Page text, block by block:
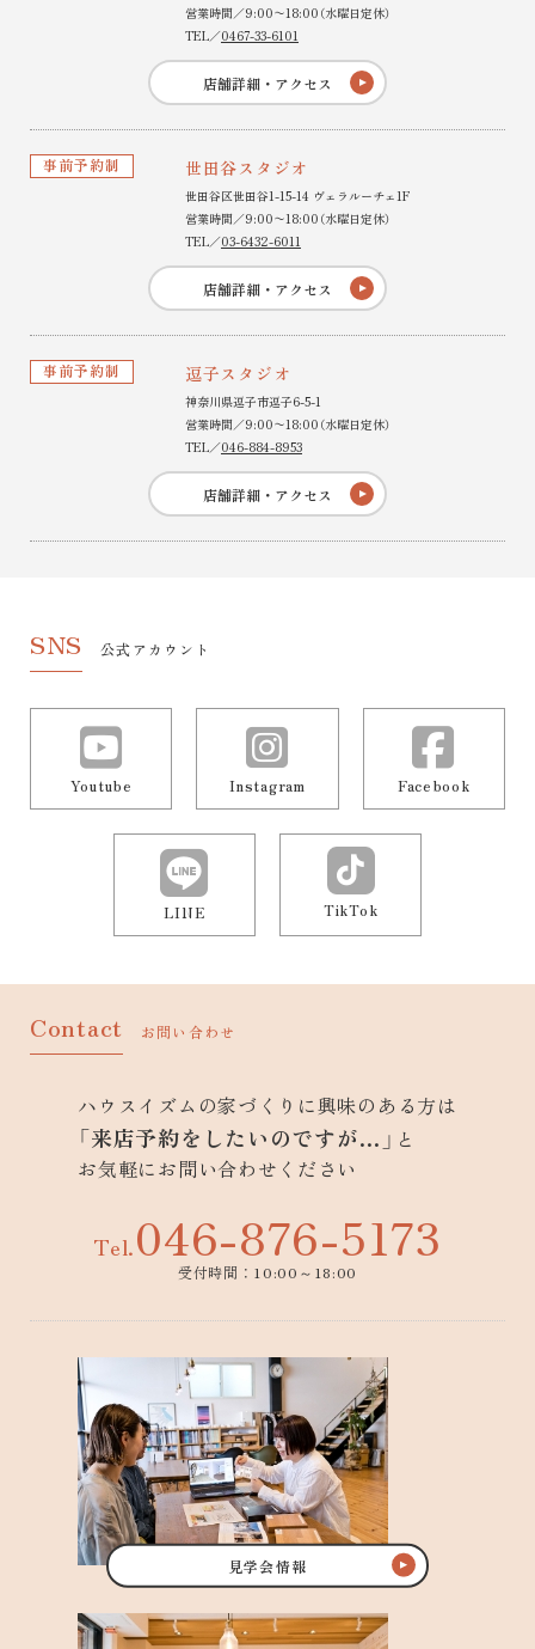
営業時間／9:00〜18:00（水曜日定休）
TEL／0467-33-6101
店舗詳細・アクセス
事前予約制 世田谷スタジオ
世田谷区世田谷1-15-14 ヴェラルーチェ1F
営業時間／9:00〜18:00（水曜日定休）
TEL／03-6432-6011
店舗詳細・アクセス
事前予約制 逗子スタジオ
神奈川県逗子市逗子6-5-1
営業時間／9:00〜18:00（水曜日定休）
TEL／046-884-8953
店舗詳細・アクセス
SNS 公式アカウント
Youtube Instagram Facebook
LINE TikTok
Contact お問い合わせ
ハウスイズムの家づくりに興味のある方は
「来店予約をしたいのですが…」 と
お気軽にお問い合わせください
Tel.046-876-5173
受付時間：10:00～18:00
見学会情報